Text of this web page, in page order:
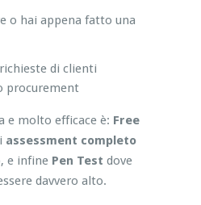
o hai appena fatto una
di clienti
procurement
e molto efficace è: Free
assessment completo
e infine Pen Test dove
davvero alto.